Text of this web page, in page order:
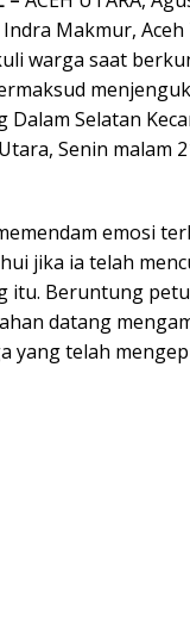
Makmur,
warga saat
Dalam Selatan
Senin malam
emosi
jika ia telah
itu. Beruntung
datang
yang telah